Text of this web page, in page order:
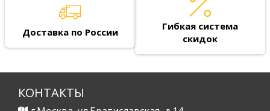
Доставка по России
Гибкая система
скидок
КОНТАКТЫ